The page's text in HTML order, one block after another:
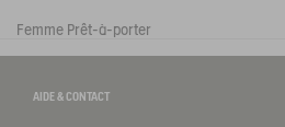
Femme Prêt-à-porter
AIDE & CONTACT